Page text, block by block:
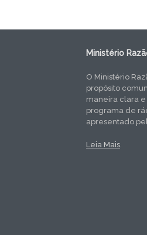
Ministério
O Ministério
propósito
maneira clara e
programa de
apresentado
Leia Mais